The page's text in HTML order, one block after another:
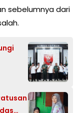
sebelumnya dari